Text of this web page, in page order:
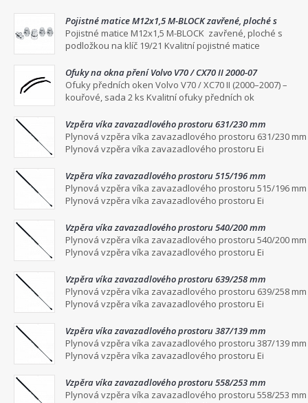
Pojistné matice M12x1,5 M-BLOCK zavřené, ploché s
podložkou na klíč 19/21
Pojistné matice M12x1,5 M-BLOCK zavřené, ploché s
podložkou na klíč 19/21 Kvalitní pojistné matice
Ofuky na okna pření Volvo V70 / CX70 II 2000-07
Ofuky předních oken Volvo V70 / XC70 II (2000–2007) –
kouřové, sada 2 ks Kvalitní ofuky předních ok
Vzpěra víka zavazadlového prostoru 631/230 mm
Plynová vzpěra víka zavazadlového prostoru 631/230 mm
Plynová vzpěra víka zavazadlového prostoru Ei
Vzpěra víka zavazadlového prostoru 515/196 mm
Plynová vzpěra víka zavazadlového prostoru 515/196 mm
Plynová vzpěra víka zavazadlového prostoru Ei
Vzpěra víka zavazadlového prostoru 540/200 mm
Plynová vzpěra víka zavazadlového prostoru 540/200 mm
Plynová vzpěra víka zavazadlového prostoru Ei
Vzpěra víka zavazadlového prostoru 639/258 mm
Plynová vzpěra víka zavazadlového prostoru 639/258 mm
Plynová vzpěra víka zavazadlového prostoru Ei
Vzpěra víka zavazadlového prostoru 387/139 mm
Plynová vzpěra víka zavazadlového prostoru 387/139 mm
Plynová vzpěra víka zavazadlového prostoru Ei
Vzpěra víka zavazadlového prostoru 558/253 mm
Plynová vzpěra víka zavazadlového prostoru 558/253 mm